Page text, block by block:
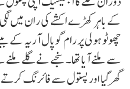
کے باہر کھڑے اکشے کی ران میں
چھوٹو ہولی پر رام گوپال آریہ کے
سے ملنے آیا تھا۔ سنجے نے گلے
گھر گیا اور پستول سے فائرنگ